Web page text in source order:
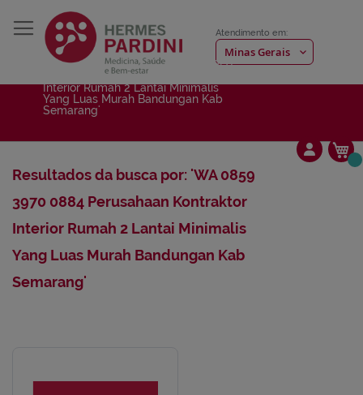
Atendimento em:
Resultados da busca por: 'WA 0859
3970 0884 Perusahaan Kontraktor
Interior Rumah 2 Lantai Minimalis
Yang Luas Murah Bandungan Kab
Semarang'
Resultados da busca por: 'WA 0859
3970 0884 Perusahaan Kontraktor
Interior Rumah 2 Lantai Minimalis
Yang Luas Murah Bandungan Kab
Semarang'